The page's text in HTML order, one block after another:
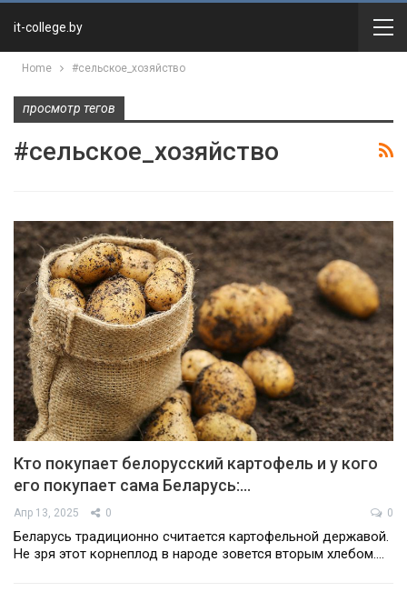
it-college.by
Home #сельское_хозяйство
просмотр тегов
#сельское_хозяйство
Кто покупает белорусский картофель и у кого
его покупает сама Беларусь:…
Апр 13, 2025 0 0
Беларусь традиционно считается картофельной державой.
Не зря этот корнеплод в народе зовется вторым хлебом.…